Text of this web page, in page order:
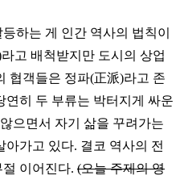
하는 게 인간 역사의 법칙이
고 배척받지만 도시의 상업
협객들은 정파(正派)라고 존
연히 두 부류는 박터지게 싸운
으면서 자기 삶을 꾸려가는
가고 있다. 결코 역사의 전
이어진다. (오늘 주제의 영